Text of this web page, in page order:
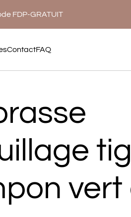
FDP-GRATUIT
ContactFAQ
vert